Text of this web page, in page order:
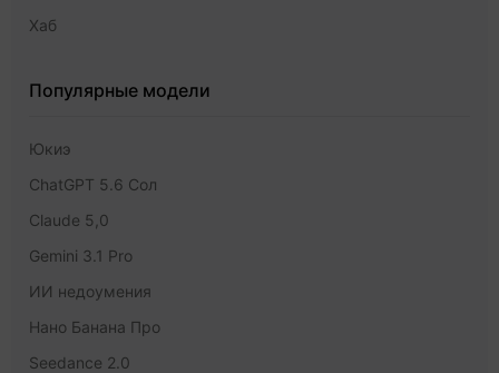
Хаб
Популярные модели
Юкиэ
ChatGPT 5.6 Сол
Claude 5,0
Gemini 3.1 Pro
ИИ недоумения
Нано Банана Про
Seedance 2.0